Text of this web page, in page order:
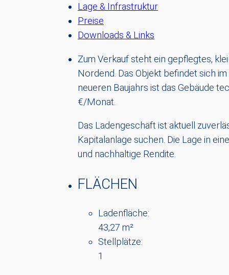
Lage & Infrastruktur
Preise
Downloads & Links
Zum Verkauf steht ein gepflegtes,
Nordend. Das Objekt befindet sich
neueren Baujahrs ist das Gebäude
€/Monat.
Das Ladengeschäft ist aktuell
Kapitalanlage suchen. Die Lage in
und nachhaltige Rendite.
FLÄCHEN
Ladenfläche:
43,27 m²
Stellplätze:
1